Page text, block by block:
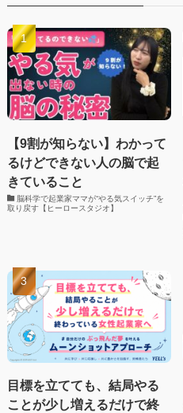
【9割が知らない】わかって
るけどできない人の脳で起
きていること
脳科学で起業家ママが“やる気スイッチ”を
取り戻す【ヒーロースタジオ】
目標を立てても、結局やる
ことが少し増えるだけで終